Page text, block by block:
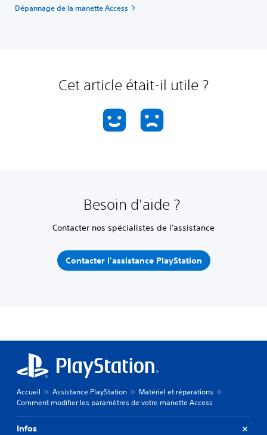
Dépannage de la manette Access
Cet article était-il utile ?
Besoin d'aide ?
Contacter nos spécialistes de l'assistance
Contacter l'assistance PlayStation
Accueil Assistance PlayStation
Matériel et réparations
Comment modifier les paramètres de votre manette Access
Infos